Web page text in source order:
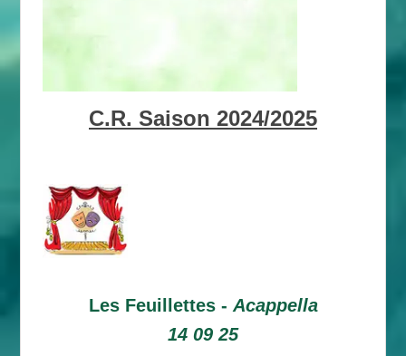
C.R. Saison 2024/2025
Les Feuillettes - Acappella
14 09 25